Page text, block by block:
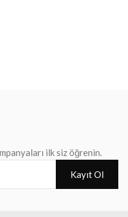
ilk siz öğrenin.
Kayıt Ol